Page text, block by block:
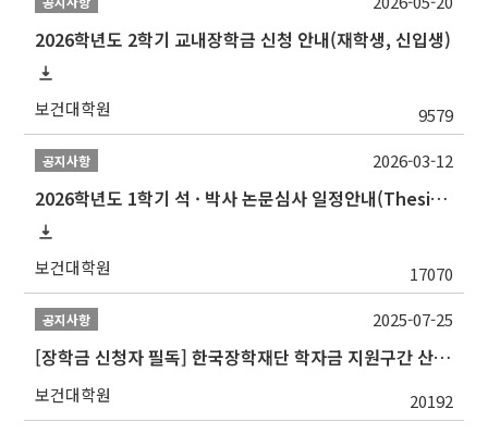
2026학년도 2학기 교내장학금 신청 안내(재학생, 신입생)
보건대학원 9579
공지사항
2026학년도 1학기 석 · 박사 논문심사 일정안내(Thesis Defense Schedules)
보건대학원 17070
2026-03-12
공지사항
[장학금 신청자 필독] 한국장학재단 학자금 지원구간 산정 권고
보건대학원 20192
2025-07-25